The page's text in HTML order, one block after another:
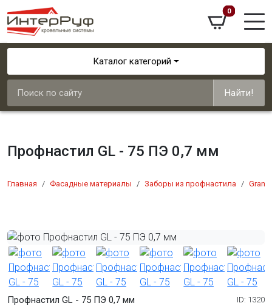
0
Каталог категорий
Найти!
Профнастил GL - 75 ПЭ 0,7 мм
Главная Фасадные материалы Заборы из профнастила Grand
Профнастил GL - 75 ПЭ 0,7 мм ID: 1320